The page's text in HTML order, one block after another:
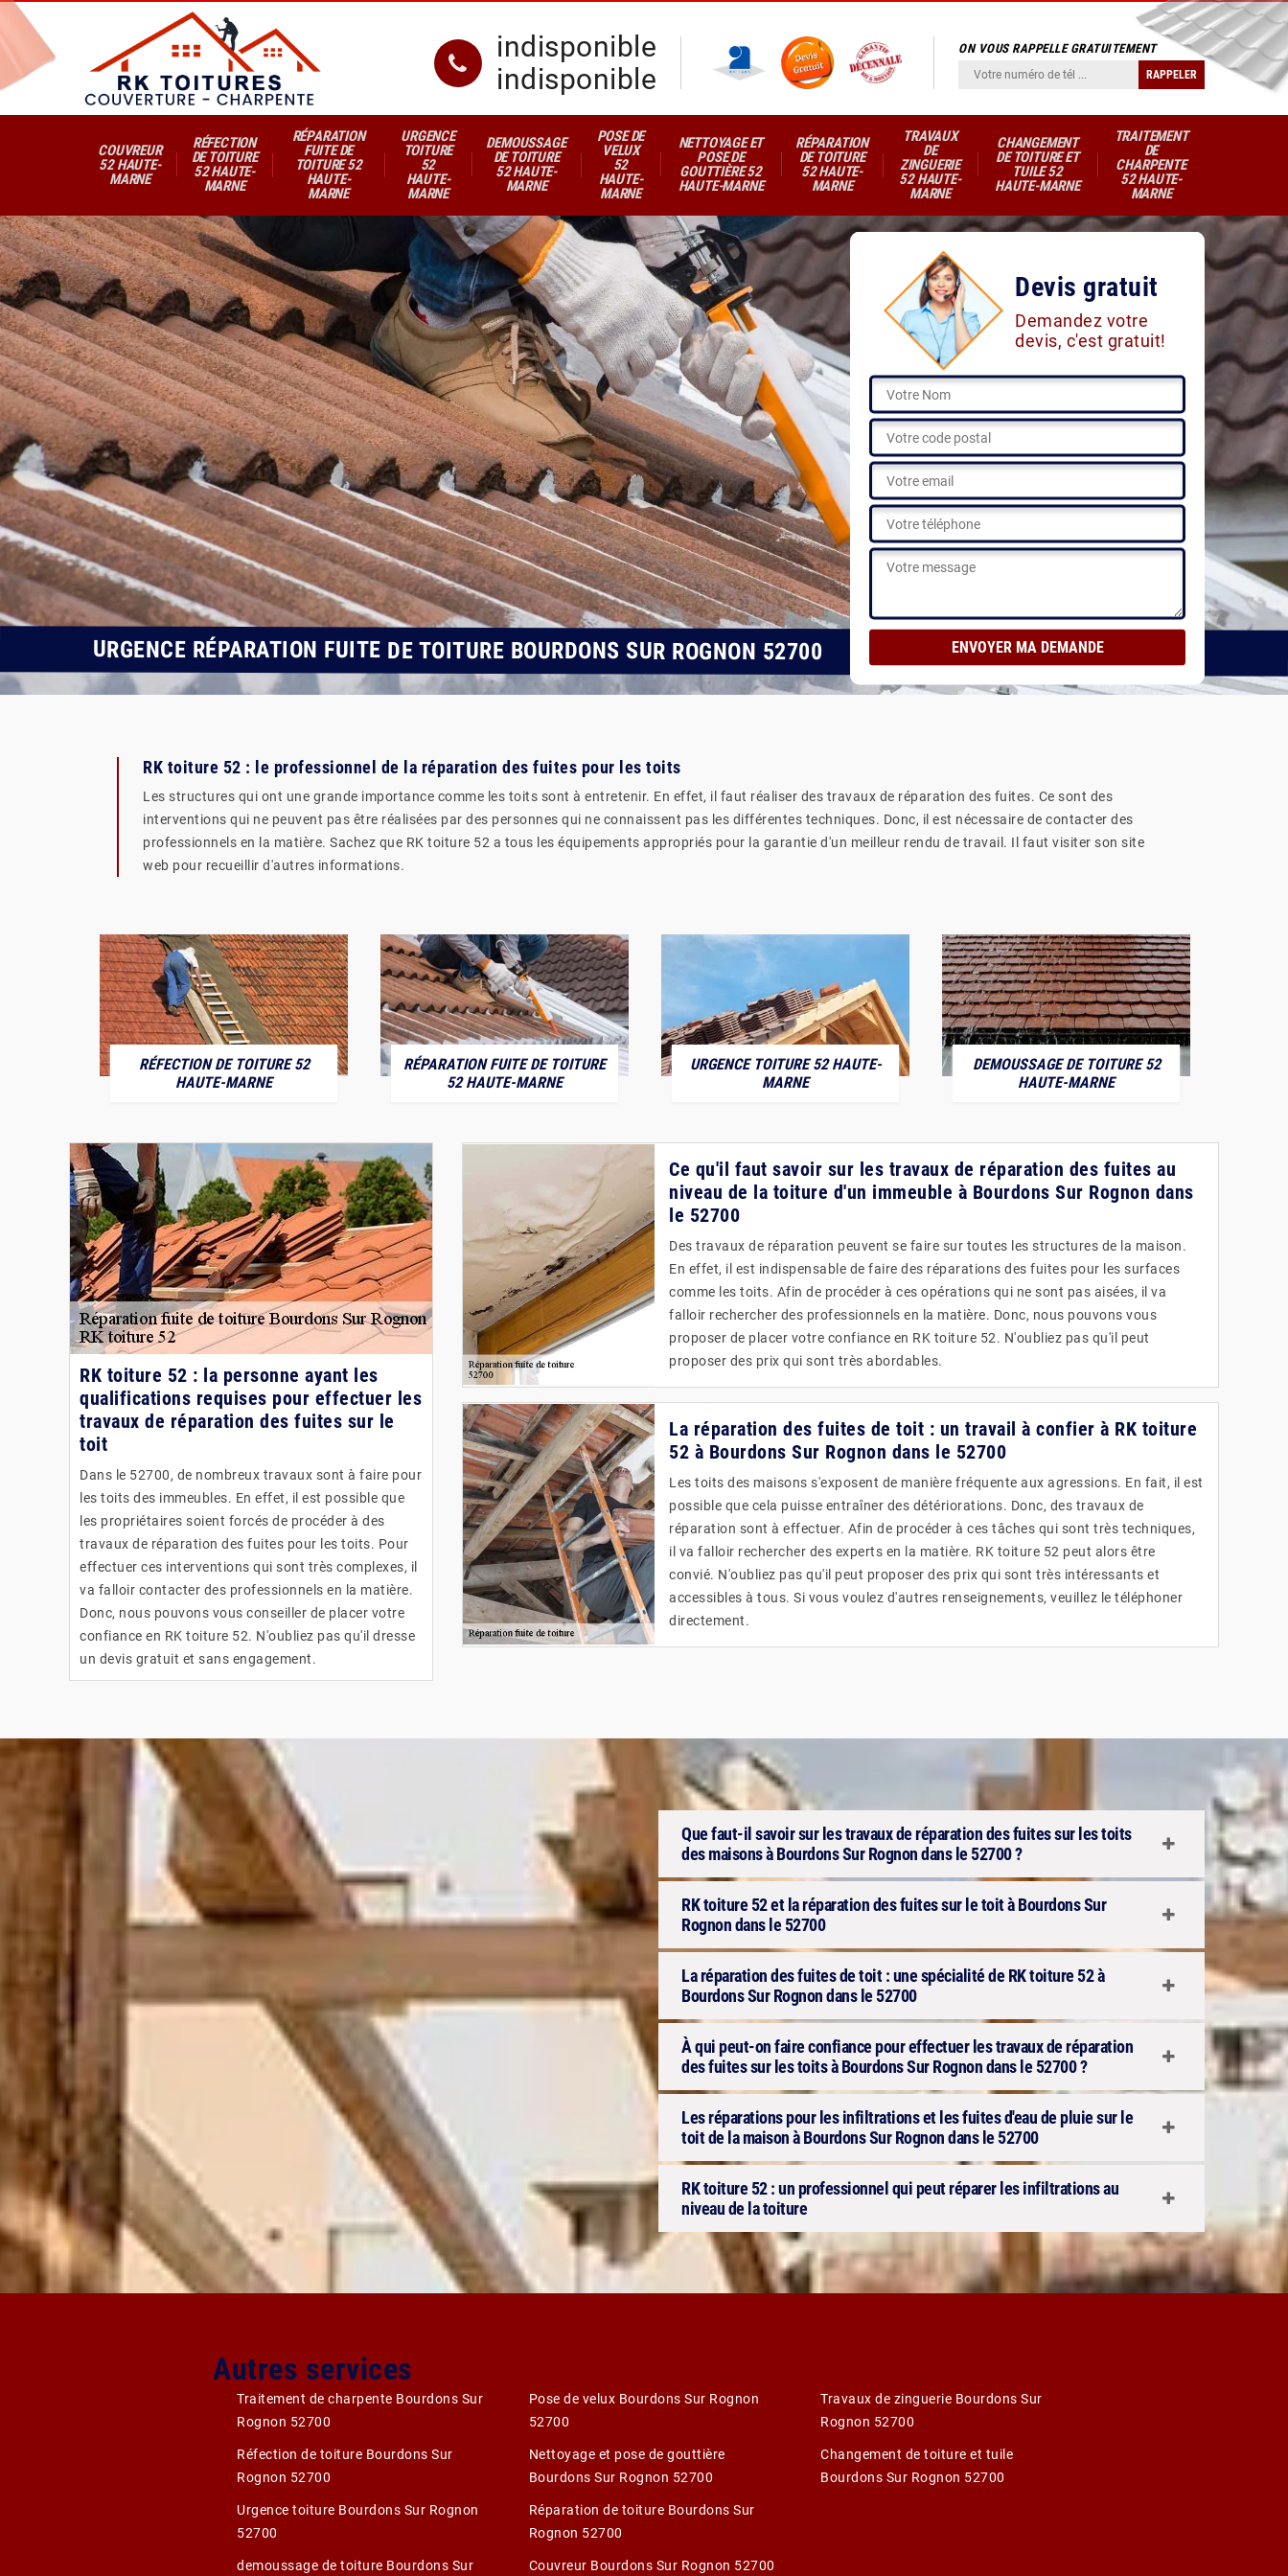
indisponible
indisponible
ON VOUS RAPPELLE GRATUITEMENT
COUVREUR
52 HAUTE-
MARNE
RÉFECTION
DE TOITURE
52 HAUTE-
MARNE
RÉPARATION
FUITE DE
TOITURE 52
HAUTE-
MARNE
URGENCE
TOITURE
52
HAUTE-
MARNE
DEMOUSSAGE
DE TOITURE
52 HAUTE-
MARNE
POSE DE
VELUX
52
HAUTE-
MARNE
NETTOYAGE ET
POSE DE
GOUTTIÈRE 52
HAUTE-MARNE
RÉPARATION
DE TOITURE
52 HAUTE-
MARNE
TRAVAUX
DE
ZINGUERIE
52 HAUTE-
MARNE
CHANGEMENT
DE TOITURE ET
TUILE 52
HAUTE-MARNE
TRAITEMENT
DE
CHARPENTE
52 HAUTE-
MARNE
Devis gratuit
Demandez votre
devis, c'est gratuit!
URGENCE RÉPARATION FUITE DE TOITURE BOURDONS SUR ROGNON 52700 Voir nos réalisations
RK toiture 52 : le professionnel de la réparation des fuites pour les toits
Les structures qui ont une grande importance comme les toits sont à entretenir. En effet, il faut réaliser des travaux de réparation des fuites. Ce sont des
interventions qui ne peuvent pas être réalisées par des personnes qui ne connaissent pas les différentes techniques. Donc, il est nécessaire de contacter des
professionnels en la matière. Sachez que RK toiture 52 a tous les équipements appropriés pour la garantie d'un meilleur rendu de travail. Il faut visiter son site
web pour recueillir d'autres informations.
RÉFECTION DE TOITURE 52
HAUTE-MARNE
RÉPARATION FUITE DE TOITURE
52 HAUTE-MARNE
URGENCE TOITURE 52 HAUTE-
MARNE
DEMOUSSAGE DE TOITURE 52
HAUTE-MARNE
RK toiture 52 : la personne ayant les
qualifications requises pour effectuer les
travaux de réparation des fuites sur le
toit
Dans le 52700, de nombreux travaux sont à faire pour
les toits des immeubles. En effet, il est possible que
les propriétaires soient forcés de procéder à des
travaux de réparation des fuites pour les toits. Pour
effectuer ces interventions qui sont très complexes, il
va falloir contacter des professionnels en la matière.
Donc, nous pouvons vous conseiller de placer votre
confiance en RK toiture 52. N'oubliez pas qu'il dresse
un devis gratuit et sans engagement.
Ce qu'il faut savoir sur les travaux de réparation des fuites au
niveau de la toiture d'un immeuble à Bourdons Sur Rognon dans
le 52700
Des travaux de réparation peuvent se faire sur toutes les structures de la maison.
En effet, il est indispensable de faire des réparations des fuites pour les surfaces
comme les toits. Afin de procéder à ces opérations qui ne sont pas aisées, il va
falloir rechercher des professionnels en la matière. Donc, nous pouvons vous
proposer de placer votre confiance en RK toiture 52. N'oubliez pas qu'il peut
proposer des prix qui sont très abordables.
La réparation des fuites de toit : un travail à confier à RK toiture
52 à Bourdons Sur Rognon dans le 52700
Les toits des maisons s'exposent de manière fréquente aux agressions. En fait, il est
possible que cela puisse entraîner des détériorations. Donc, des travaux de
réparation sont à effectuer. Afin de procéder à ces tâches qui sont très techniques,
il va falloir rechercher des experts en la matière. RK toiture 52 peut alors être
convié. N'oubliez pas qu'il peut proposer des prix qui sont très intéressants et
accessibles à tous. Si vous voulez d'autres renseignements, veuillez le téléphoner
directement.
Que faut-il savoir sur les travaux de réparation des fuites sur les toits
des maisons à Bourdons Sur Rognon dans le 52700 ?
RK toiture 52 et la réparation des fuites sur le toit à Bourdons Sur
Rognon dans le 52700
La réparation des fuites de toit : une spécialité de RK toiture 52 à
Bourdons Sur Rognon dans le 52700
À qui peut-on faire confiance pour effectuer les travaux de réparation
des fuites sur les toits à Bourdons Sur Rognon dans le 52700 ?
Les réparations pour les infiltrations et les fuites d'eau de pluie sur le
toit de la maison à Bourdons Sur Rognon dans le 52700
RK toiture 52 : un professionnel qui peut réparer les infiltrations au
niveau de la toiture
Autres services
Traitement de charpente Bourdons Sur
Rognon 52700
Réfection de toiture Bourdons Sur
Rognon 52700
Urgence toiture Bourdons Sur Rognon
52700
demoussage de toiture Bourdons Sur
Pose de velux Bourdons Sur Rognon
52700
Nettoyage et pose de gouttière
Bourdons Sur Rognon 52700
Réparation de toiture Bourdons Sur
Rognon 52700
Couvreur Bourdons Sur Rognon 52700
Travaux de zinguerie Bourdons Sur
Rognon 52700
Changement de toiture et tuile
Bourdons Sur Rognon 52700